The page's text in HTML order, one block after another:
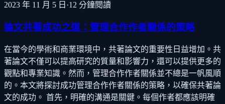
2023 年 11 月 5 日 ·12 分鐘閱讀
論文共著成功之道：管理合作作者關係的策略
在當今的學術和商業環境中，共著論文的重要性日益增加。共
著論文不僅可以提高研究的質量和影響力，還可以提供更多的
觀點和專業知識。然而，管理合作作者關係並不總是一帆風順
的。本文將探討成功管理合作作者關係的策略，以確保共著論
文的成功。 首先，明確的溝通是關鍵。每個作者都應該明確